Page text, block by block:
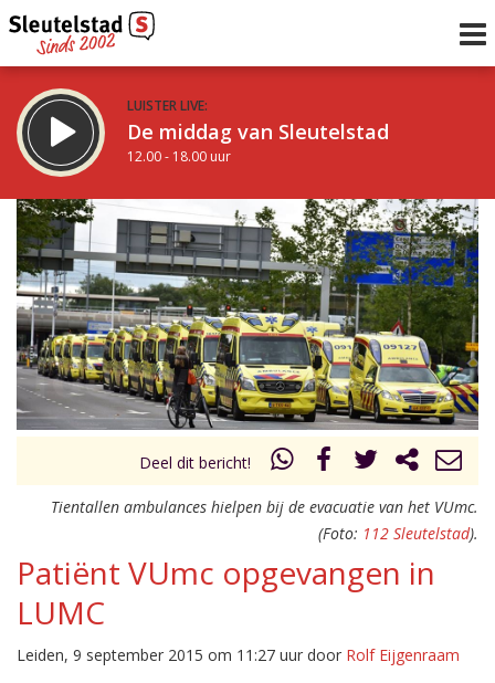
LUISTER LIVE:
De middag van Sleutelstad
12.00 - 18.00 uur
STRAKS:
De avond van Sleutelstad
18.00 - 21.00 uur
Vorig uur
uur 1 van 0 Volgend uur
Inklappen
Deel dit bericht!
Tientallen ambulances hielpen bij de evacuatie van het VUmc.
(Foto: 112 Sleutelstad).
Patiënt VUmc opgevangen in
LUMC
Leiden, 9 september 2015 om 11:27 uur door Rolf Eijgenraam